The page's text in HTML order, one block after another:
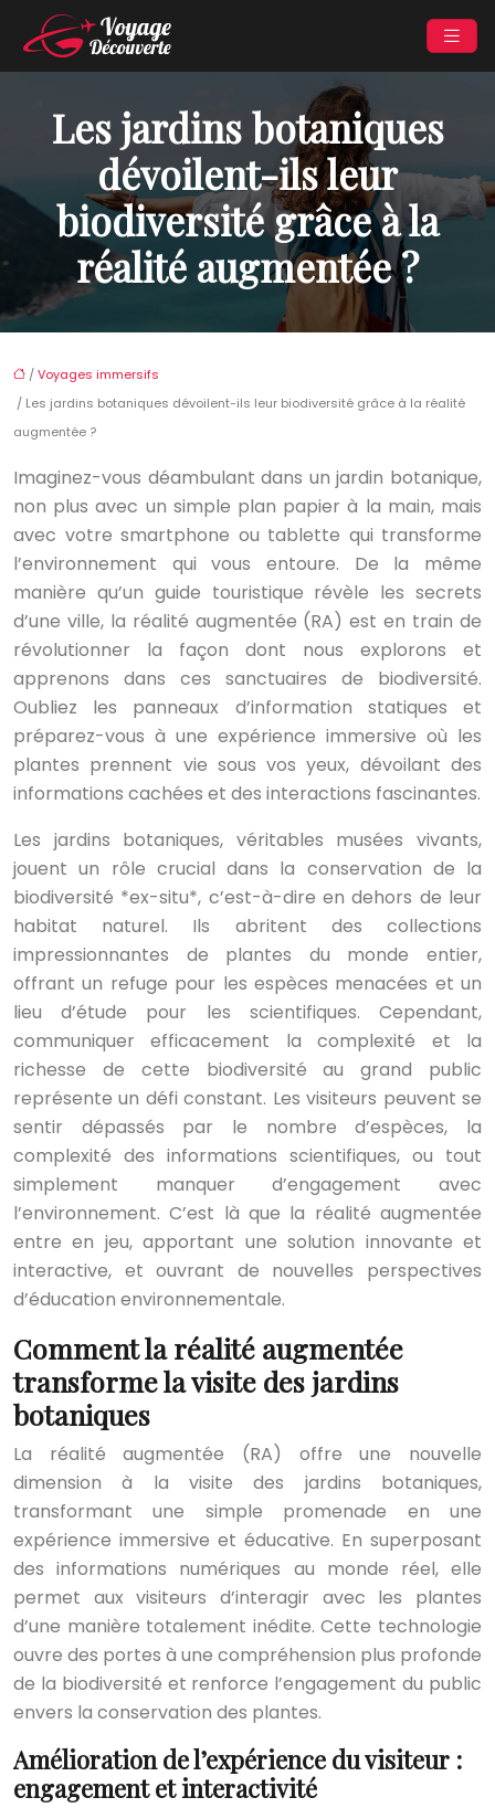
Les jardins botaniques
dévoilent-ils leur
biodiversité grâce à la
réalité augmentée ?
/Voyages immersifs
/ Les jardins botaniques dévoilent-ils leur biodiversité grâce à la réalité
augmentée ?
Imaginez-vous déambulant dans un jardin botanique,
non plus avec un simple plan papier à la main, mais
avec votre smartphone ou tablette qui transforme
l’environnement qui vous entoure. De la même
manière qu’un guide touristique révèle les secrets
d’une ville, la réalité augmentée (RA) est en train de
révolutionner la façon dont nous explorons et
apprenons dans ces sanctuaires de biodiversité.
Oubliez les panneaux d’information statiques et
préparez-vous à une expérience immersive où les
plantes prennent vie sous vos yeux, dévoilant des
informations cachées et des interactions fascinantes.
Les jardins botaniques, véritables musées vivants,
jouent un rôle crucial dans la conservation de la
biodiversité *ex-situ*, c’est-à-dire en dehors de leur
habitat naturel. Ils abritent des collections
impressionnantes de plantes du monde entier,
offrant un refuge pour les espèces menacées et un
lieu d’étude pour les scientifiques. Cependant,
communiquer efficacement la complexité et la
richesse de cette biodiversité au grand public
représente un défi constant. Les visiteurs peuvent se
sentir dépassés par le nombre d’espèces, la
complexité des informations scientifiques, ou tout
simplement manquer d’engagement avec
l’environnement. C’est là que la réalité augmentée
entre en jeu, apportant une solution innovante et
interactive, et ouvrant de nouvelles perspectives
d’éducation environnementale.
Comment la réalité augmentée
transforme la visite des jardins
botaniques
La réalité augmentée (RA) offre une nouvelle
dimension à la visite des jardins botaniques,
transformant une simple promenade en une
expérience immersive et éducative. En superposant
des informations numériques au monde réel, elle
permet aux visiteurs d’interagir avec les plantes
d’une manière totalement inédite. Cette technologie
ouvre des portes à une compréhension plus profonde
de la biodiversité et renforce l’engagement du public
envers la conservation des plantes.
Amélioration de l’expérience du visiteur :
engagement et interactivité